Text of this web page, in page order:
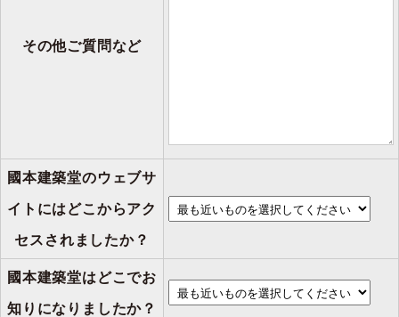
その他ご質問など
國本建築堂のウェブサ
イトにはどこからアク
セスされましたか？
國本建築堂はどこでお
知りになりましたか？